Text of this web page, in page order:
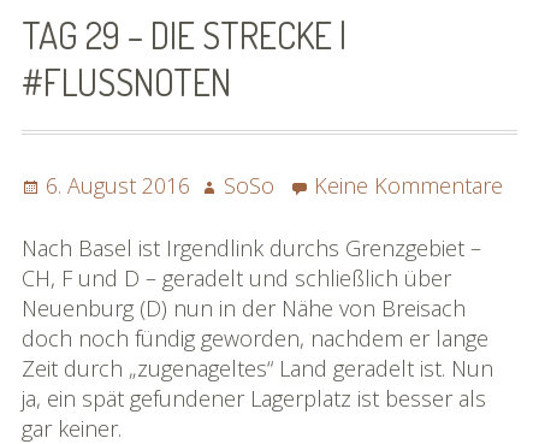
SoSo | Sofasophia
Kontakt
Spenden
Die Projekte
Die Rheinreise
Die Rhônereise
eBook »Rheinreise«
eBook »Rhônereise«
TAG 29 – DIE STRECKE |
#FLUSSNOTEN
Posted
6. August 2016 Author
SoSo Keine Kommentarezu
Nach Basel ist Irgendlink durchs Grenzgebiet –
CH, F und D – geradelt und schließlich über
Neuenburg (D) nun in der Nähe von Breisach
doch noch fündig geworden, nachdem er lange
Zeit durch „zugenageltes“ Land geradelt ist. Nun
ja, ein spät gefundener Lagerplatz ist besser als
gar keiner.